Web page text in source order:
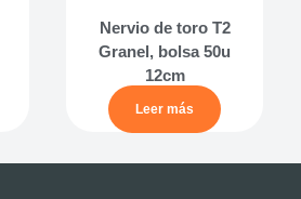
Nervio de toro T2
Granel, bolsa 50u
12cm
Leer más